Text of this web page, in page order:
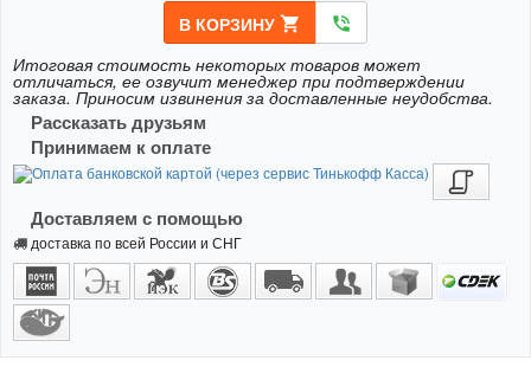
В КОРЗИНУ shopping_cart phone_in_talk
Итоговая стоимость некоторых товаров может
отличаться, ее озвучит менеджер при подтверждении
заказа. Приносим извинения за доставленные неудобства.
Рассказать друзьям
Принимаем к оплате
Доставляем с помощью
доставка по всей России и СНГ